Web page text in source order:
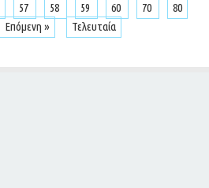
57 58 59 60 70 80
Επόμενη » Τελευταία